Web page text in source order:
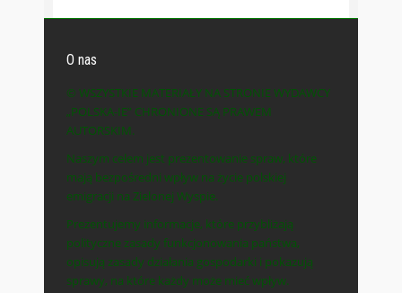
O nas
© WSZYSTKIE MATERIAŁY NA STRONIE WYDAWCY
„POLSKA-IE” CHRONIONE SĄ PRAWEM
AUTORSKIM.
Naszym celem jest prezentowanie spraw, które
mają bezpośredni wpływ na życie polskiej
emigracji na Zielonej Wyspie.
Prezentujemy informacje, które przybliżają
polityczne zasady funkcjonowania państwa,
opisują zasady działania gospodarki i pokazują
sprawy, na które każdy może mieć wpływ.